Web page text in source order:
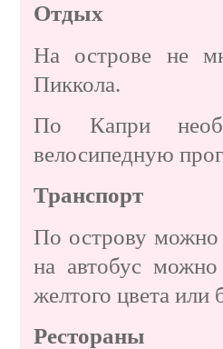
Отдых
На острове не
Пиккола.
По Капри
велосипедную
Транспорт
По острову можно
на автобус
желтого цвета или
Рестораны